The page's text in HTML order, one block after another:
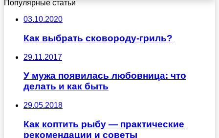
Популярные статьи
03.10.2020
Как выбрать сковороду-гриль?
29.11.2017
У мужа появилась любовница: что
делать и как быть
29.05.2018
Как коптить рыбу — практические
рекомендации и советы